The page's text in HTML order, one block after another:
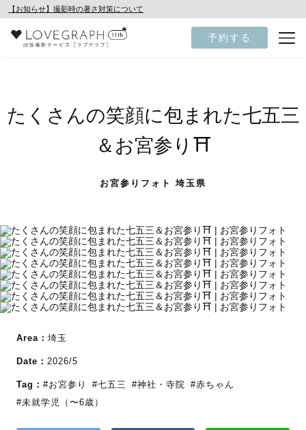
【お知らせ】撮影時の暑さ対策について
予約する
たくさんの笑顔に包まれた七五三
＆お宮参り⛩️
お宮参りフォト 埼玉県
Area： 埼玉
Date： 2026/5
Tag： #お宮参り #七五三 #神社・寺院 #赤ちゃん
#未就学児（〜6歳）